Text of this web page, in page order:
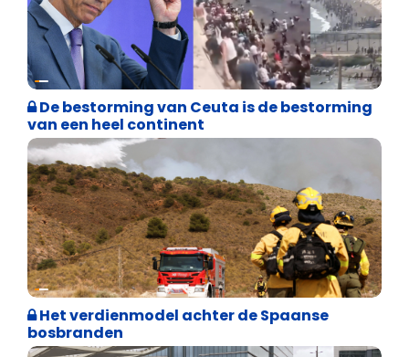
Asiel en Migratie
De bestorming van Ceuta is de bestorming
van een heel continent
Internationale politiek
Het verdienmodel achter de Spaanse
bosbranden